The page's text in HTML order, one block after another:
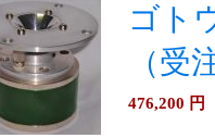
ゴト
（受
476,200 円